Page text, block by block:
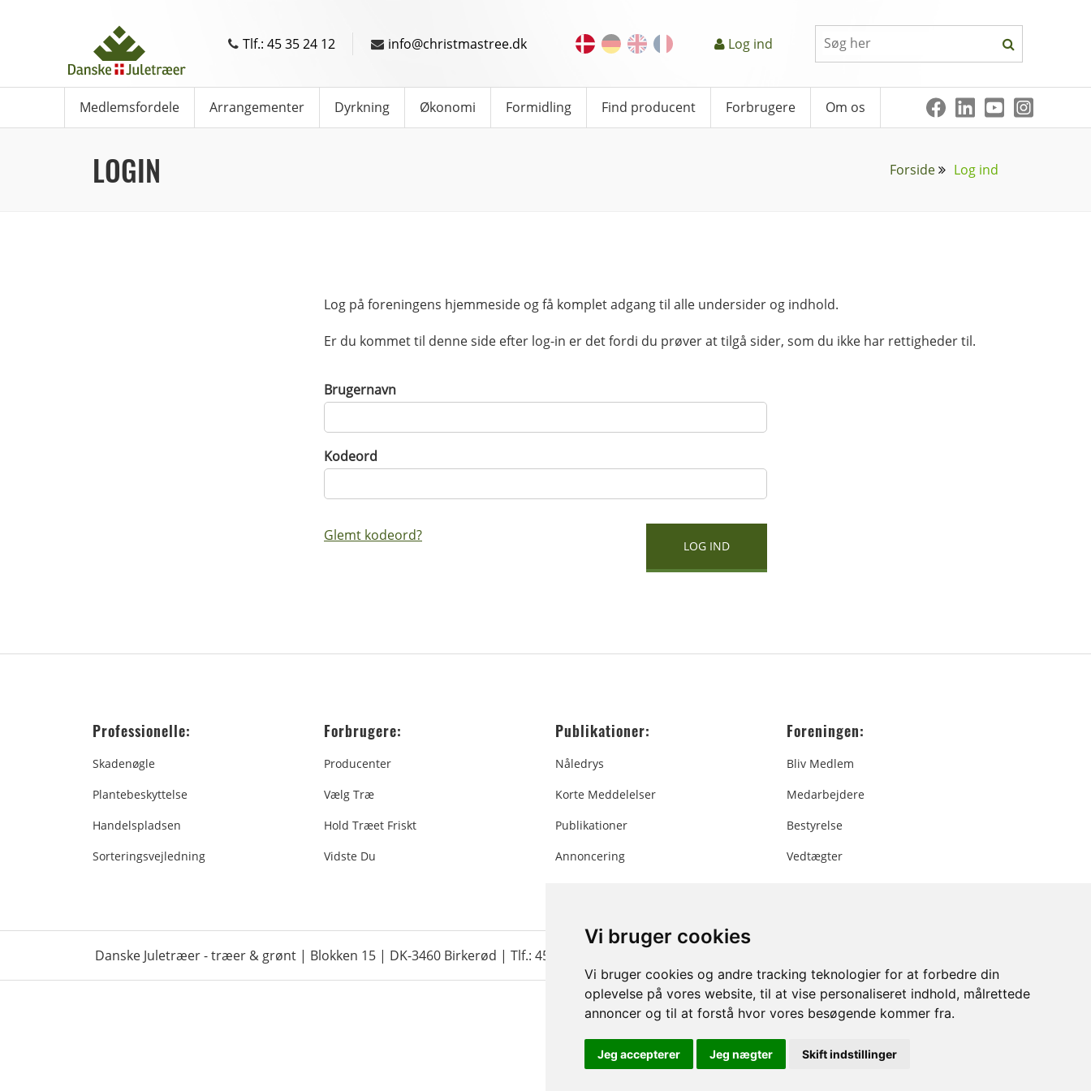
Vi bruger cookies
Vi bruger cookies og andre tracking teknologier for at forbedre din
oplevelse på vores website, til at vise personaliseret indhold, målrettede
annoncer og til at forstå hvor vores besøgende kommer fra.
Jeg accepterer Jeg nægter Skift indstillinger
Tlf.: 45 35 24 12 info@christmastree.dk Log ind
Medlemsfordele Arrangementer Dyrkning Økonomi Formidling Find producent Forbrugere Om os
LOGIN Forside Log ind
Log på foreningens hjemmeside og få komplet adgang til alle undersider og indhold.
Er du kommet til denne side efter log-in er det fordi du prøver at tilgå sider, som du ikke har rettigheder til.
Brugernavn
Kodeord
Glemt kodeord?
Professionelle:
Skadenøgle
Plantebeskyttelse
Handelspladsen
Sorteringsvejledning
Forbrugere:
Producenter
Vælg Træ
Hold Træet Friskt
Vidste Du
Publikationer:
Nåledrys
Korte Meddelelser
Publikationer
Annoncering
Foreningen:
Bliv Medlem
Medarbejdere
Bestyrelse
Vedtægter
Danske Juletræer - træer & grønt | Blokken 15 | DK-3460 Birkerød | Tlf.: 45 35 24 12